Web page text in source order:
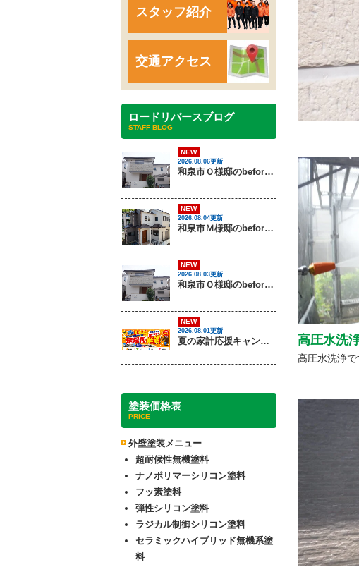
高圧水洗
高圧水洗浄で
スタッフ紹介
交通アクセス
ロードリバースブログ
STAFF BLOG
NEW
2026.08.06更新
和泉市Ｏ様邸のbeforeとafter（外壁塗装）
NEW
2026.08.04更新
和泉市Ｍ様邸のbeforeとafter（外壁塗装・屋根塗装）
NEW
2026.08.03更新
和泉市Ｏ様邸のbeforeとafter（外壁塗装）
NEW
2026.08.01更新
夏の家計応援キャンペーン開催！足場代半額でお得に外壁・屋根塗装を始めるチャンス【8月30日まで】
塗装価格表
PRICE
外壁塗装メニュー
超耐候性無機塗料
ナノポリマーシリコン塗料
フッ素塗料
弾性シリコン塗料
ラジカル制御シリコン塗料
セラミックハイブリッド無機系塗
料